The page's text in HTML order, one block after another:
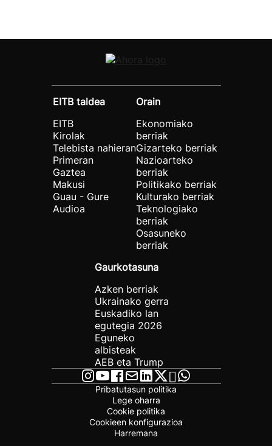
EITB taldea
EITB
Kirolak
Telebista nahieran
Primeran
Gaztea
Makusi
Guau - Gure
Audioa
Orain
Ekonomiako
berriak
Gizarteko berriak
Nazioarteko
berriak
Politikako berriak
Kulturako berriak
Teknologiako
berriak
Osasuneko
berriak
Gaurkotasuna
Azken berriak
Ukrainako gerra
Euskadiko lan
egutegia 2026
Eguneko
albisteak
AEB eta Trump
Pribatutasun politika
Lege oharra
Cookie politika
Cookieen konfigurazioa
Harremana